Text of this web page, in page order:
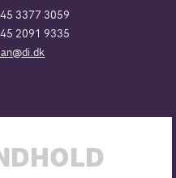
3377 3059
2091 9335